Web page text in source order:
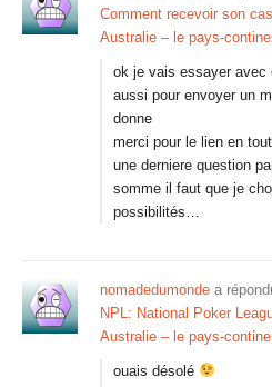
Comment recevoir son
Australie – le pays-
ok je vais essayer avec
aussi pour envoyer un
donne
merci pour le lien en
une derniere question
somme il faut que je
possibilités…
nomadedumonde a
NPL: National Poker
Australie – le pays-
ouais désolé